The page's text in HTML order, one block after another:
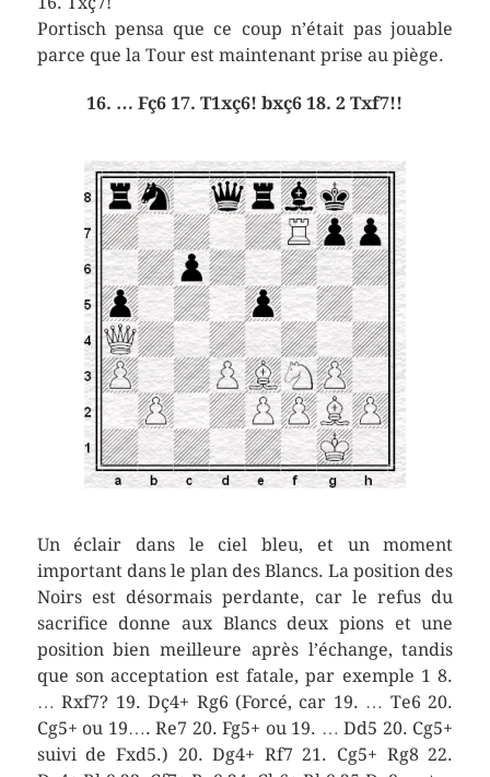
Portisch pensa que ce coup n’était pas jouable
parce que la Tour est maintenant prise au piège.
16. … Fç6 17. T1xç6! bxç6 18. 2 Txf7!!
Un éclair dans le ciel bleu, et un moment
important dans le plan des Blancs. La position des
Noirs est désormais perdante, car le refus du
sacrifice donne aux Blancs deux pions et une
position bien meilleure après l’échange, tandis
que son acceptation est fatale, par exemple 1 8.
… Rxf7? 19. Dç4+ Rg6 (Forcé, car 19. … Te6 20.
Cg5+ ou 19…. Re7 20. Fg5+ ou 19. … Dd5 20. Cg5+
suivi de Fxd5.) 20. Dg4+ Rf7 21. Cg5+ Rg8 22.